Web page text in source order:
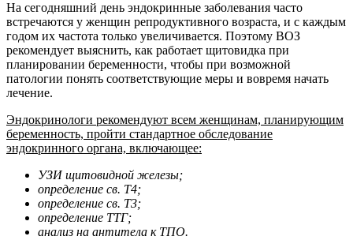
На сегодняшний день эндокринные заболевания часто
встречаются у женщин репродуктивного возраста, и с каждым
годом их частота только увеличивается. Поэтому ВОЗ
рекомендует выяснить, как работает щитовидка при
планировании беременности, чтобы при возможной
патологии понять соответствующие меры и вовремя начать
лечение.
Эндокринологи рекомендуют всем женщинам, планирующим
беременность, пройти стандартное обследование
эндокринного органа, включающее:
УЗИ щитовидной железы;
определение св. Т4;
определение св. Т3;
определение ТТГ;
анализ на антитела к ТПО.